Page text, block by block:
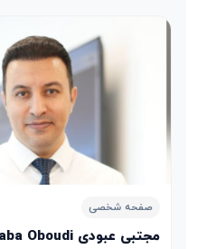
صفحه شخصی
مجتبی عبودی Mojtaba Oboudi